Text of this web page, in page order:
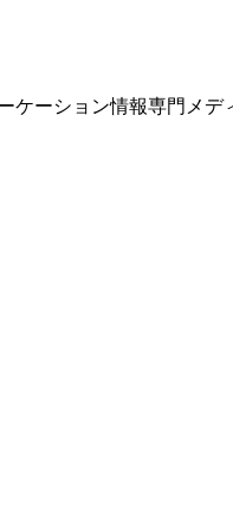
ケーション情報専門メデ